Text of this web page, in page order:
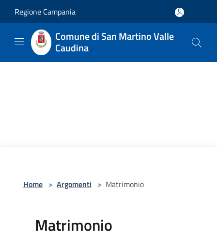
Regione Campania
Comune di San Martino Valle
Caudina
Home > Argomenti > Matrimonio
Matrimonio